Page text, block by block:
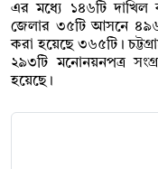
এর মধ্যে ১৪৬টি দাখিল
জেলার ৩৫টি আসনে
করা হয়েছে ৩৬৫টি।
২৯৩টি মনোনয়নপত্র
হয়েছে।